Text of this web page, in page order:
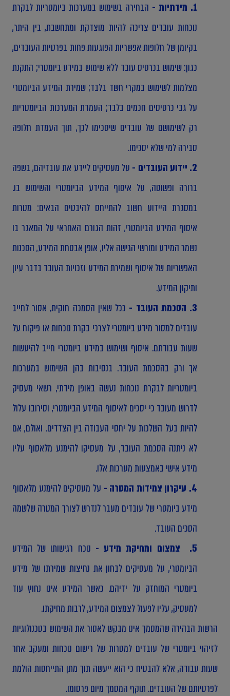
1. מידתיות -
הבחירה בשימוש במערכות ביומטריות לבקרת
נוכחות עובדים צריכה להיות מוצדקת ומתחשבת, בין היתר,
בקיומן של חלופות אפשריות הפוגעות פחות בפרטיות העובדים,
כגון: שימוש בכרטיס עובד ללא שימוש במידע ביומטרי; התקנת
מצלמות לשימוש במקרי חשד בלבד; שמירת המידע הביומטרי
על גבי כרטיסים חכמים בלבד; העמדת המערכות הביומטריות
רק לשימושם של עובדים שיסכימו לכך, תוך העמדת חלופה
סבירה למי שלא יסכימו.
2. יידוע העובדים -
על מעסיקים ליידע את עובדיהם, בשפה
ברורה ופשוטה, על איסוף המידע הביומטרי והשימוש בו.
במסגרת היידוע חשוב להתייחס להיבטים הבאים: מטרות
איסוף המידע הביומטרי, זהות הגורם האחראי על המאגר בו
נשמר המידע ומורשי הגישה אליו, אופן אבטחת המידע, הסכנות
האפשריות של איסוף ושמירת המידע וזכויות העובד בדבר עיון
ותיקון המידע.
3. הסכמת העובד -
ככל שאין הסמכה חוקית, אסור לחייב
עובדים למסור מידע ביומטרי לצרכי בקרת נוכחות או פיקוח על
שעות עבודתם. איסוף ושימוש במידע ביומטרי חייב להיעשות
אך ורק בהסכמת העובד. בנסיבות בהן השימוש במערכות
ביומטריות לבקרת נוכחות נעשה באופן מידתי, רשאי מעסיק
לדרוש מעובד כי יסכים לאיסוף המידע הביומטרי, וסירובו עלול
להיות בעל השלכות על יחסי העבודה בין הצדדים. ואולם, אם
לא ניתנה הסכמת העובד, על מעסיקו להימנע מלאסוף עליו
מידע אישי באמצעות מערכות אלו.
4. עיקרון צמידות המטרה -
על מעסיקים להימנע מלאסוף
מידע ביומטרי של עובדים מעבר לנדרש לצורך המטרה שלשמה
הסכים העובד.
5. צמצום ומחיקת מידע -
נוכח רגישותו של המידע
הביומטרי, על מעסיקים לבחון את נחיצות שמירתו של מידע
ביומטרי המוחזק על ידיהם. כאשר המידע אינו נחוץ עוד
למעסיק, עליו לפעול לצמצום המידע, לרבות מחיקתו.
הרשות הבהירה שהמסמך אינו מבקש לאסור את השימוש בטכנולוגיות
לזיהוי ביומטרי של עובדים למטרות של רישום נוכחות ומעקב אחר
שעות עבודה, אלא להבטיח כי הוא ייעשה תוך מתן התייחסות הולמת
לפרטיותם של העובדים. תוקף המסמך מיום פרסומו.